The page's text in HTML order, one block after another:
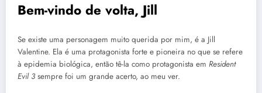
Bem-vindo de volta, Jill
Se existe uma personagem muito querida por mim, é a Jill
Valentine. Ela é uma protagonista forte e pioneira no que se refere
à epidemia biológica, então tê-la como protagonista em Resident
Evil 3sempre foi um grande acerto, ao meu ver.